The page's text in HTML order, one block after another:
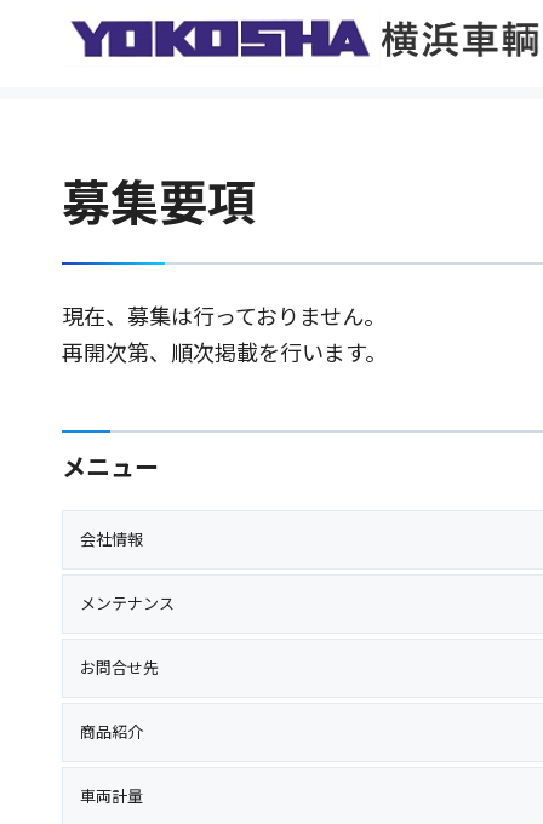
募集要項
現在、募集は行っておりません。
再開次第、順次掲載を行います。
メニュー
会社情報
メンテナンス
お問合せ先
商品紹介
車両計量